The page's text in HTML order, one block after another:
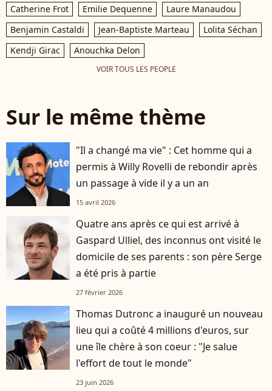
Catherine Frot Emilie Dequenne
Laure Manaudou
Benjamin Castaldi
Jean-Baptiste Marteau
Lolita Séchan
Kendji Girac
Anouchka Delon
VOIR TOUS LES PEOPLE
Sur le même thème
"Il a changé ma vie" : Cet homme qui a
permis à Willy Rovelli de rebondir après
un passage à vide il y a un an
15 avril 2026
Quatre ans après ce qui est arrivé à
Gaspard Ulliel, des inconnus ont visité le
domicile de ses parents : son père Serge
a été pris à partie
27 février 2026
Thomas Dutronc a inauguré un nouveau
lieu qui a coûté 4 millions d'euros, sur
une île chère à son coeur : "Je salue
l'effort de tout le monde"
23 juin 2026